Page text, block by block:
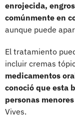
enrojecida,
comúnmente en
aunque puede
El tratamiento
incluir cremas
medicamentos
conoció que esta
personas
Vives.